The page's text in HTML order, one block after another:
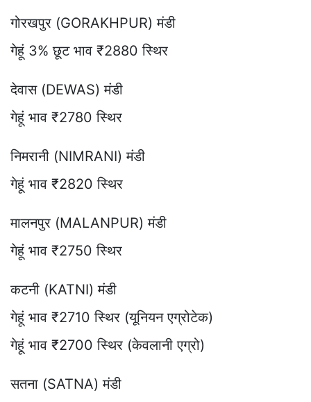
गोरखपुर (GORAKHPUR) मंडी
गेहूं 3% छूट भाव ₹2880 स्थिर
देवास (DEWAS) मंडी
गेहूं भाव ₹2780 स्थिर
निमरानी (NIMRANI) मंडी
गेहूं भाव ₹2820 स्थिर
मालनपुर (MALANPUR) मंडी
गेहूं भाव ₹2750 स्थिर
कटनी (KATNI) मंडी
गेहूं भाव ₹2710 स्थिर (यूनियन एग्रोटेक)
गेहूं भाव ₹2700 स्थिर (केवलानी एग्रो)
सतना (SATNA) मंडी